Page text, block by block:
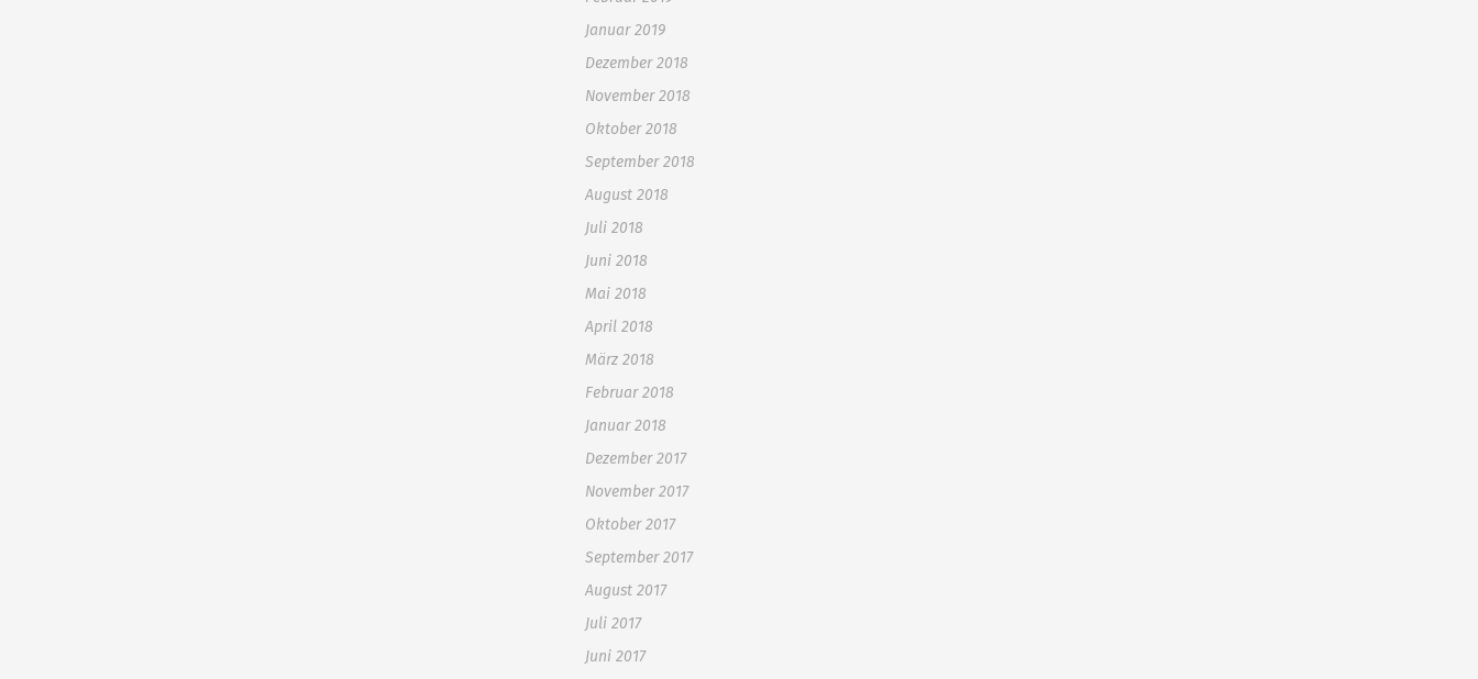
Januar 2019
Dezember 2018
November 2018
Oktober 2018
September 2018
August 2018
Juli 2018
Juni 2018
Mai 2018
April 2018
März 2018
Februar 2018
Januar 2018
Dezember 2017
November 2017
Oktober 2017
September 2017
August 2017
Juli 2017
Juni 2017